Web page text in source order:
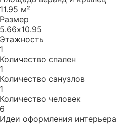
11.95 м²
Размер
5.66х10.95
Этажность
1
Количество спален
1
Количество санузлов
1
Количество человек
6
Идеи оформления интерьера